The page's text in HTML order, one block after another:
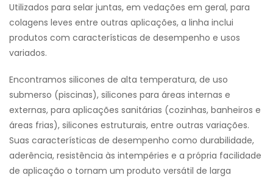
Utilizados para selar juntas, em vedações em geral, para
colagens leves entre outras aplicações, a linha inclui
produtos com características de desempenho e usos
variados.
Encontramos silicones de alta temperatura, de uso
submerso (piscinas), silicones para áreas internas e
externas, para aplicações sanitárias (cozinhas, banheiros e
áreas frias), silicones estruturais, entre outras variações.
Suas características de desempenho como durabilidade,
aderência, resistência às intempéries e a própria facilidade
de aplicação o tornam um produto versátil de larga